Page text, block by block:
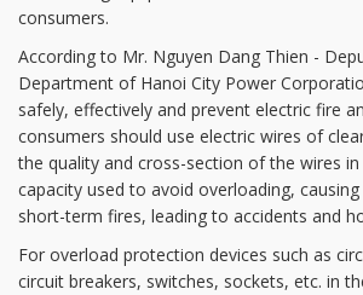
consumers.
According to Mr. Nguyen Dang Thien -
Department of Hanoi City Power
safely, effectively and prevent electric fire
consumers should use electric wires of
the quality and cross-section of the wires
capacity used to avoid overloading,
short-term fires, leading to accidents and
For overload protection devices such as
circuit breakers, switches, sockets, etc. in